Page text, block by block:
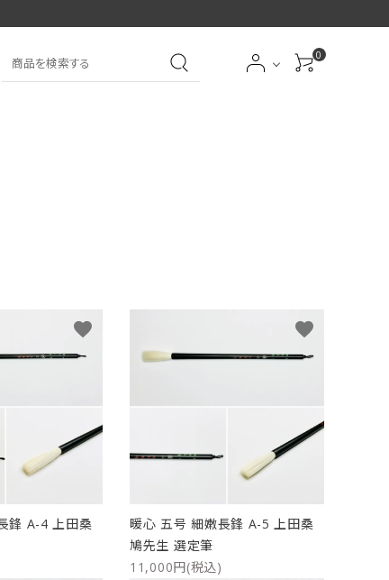
0
鋒 A-4 上田桑
favorite
暖心 五号 細嫩長鋒 A-5 上田桑
鳩先生 選定筆
11,000円(税込)
favorite